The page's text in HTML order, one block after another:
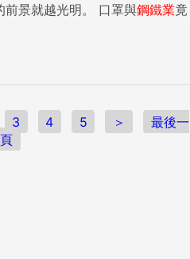
的前景就越光明。 口罩與鋼鐵業竟
3 4 5 ＞
最後一
頁